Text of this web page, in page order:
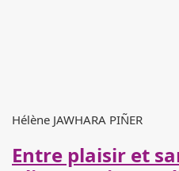
Hélène JAWHARA PIÑER
Entre plaisir et